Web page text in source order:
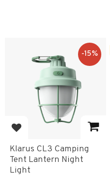
Add to favorites
Klarus CL3 Camping
Tent Lantern Night
Light
15%